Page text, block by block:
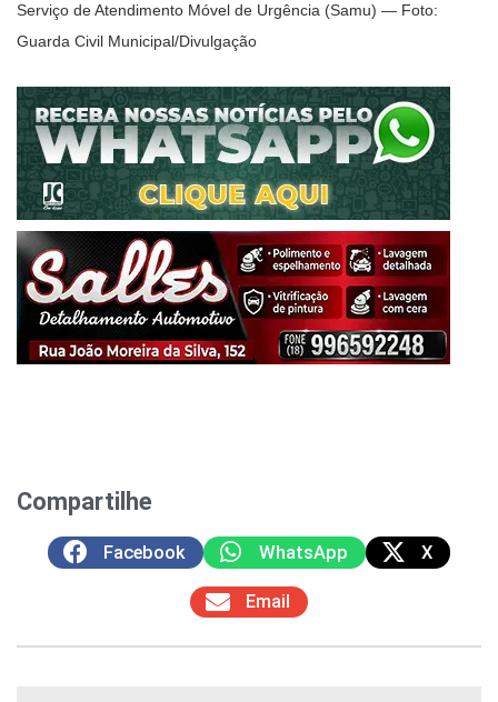
Serviço de Atendimento Móvel de Urgência (Samu) — Foto:
Guarda Civil Municipal/Divulgação
Compartilhe
Facebook WhatsApp X
Email